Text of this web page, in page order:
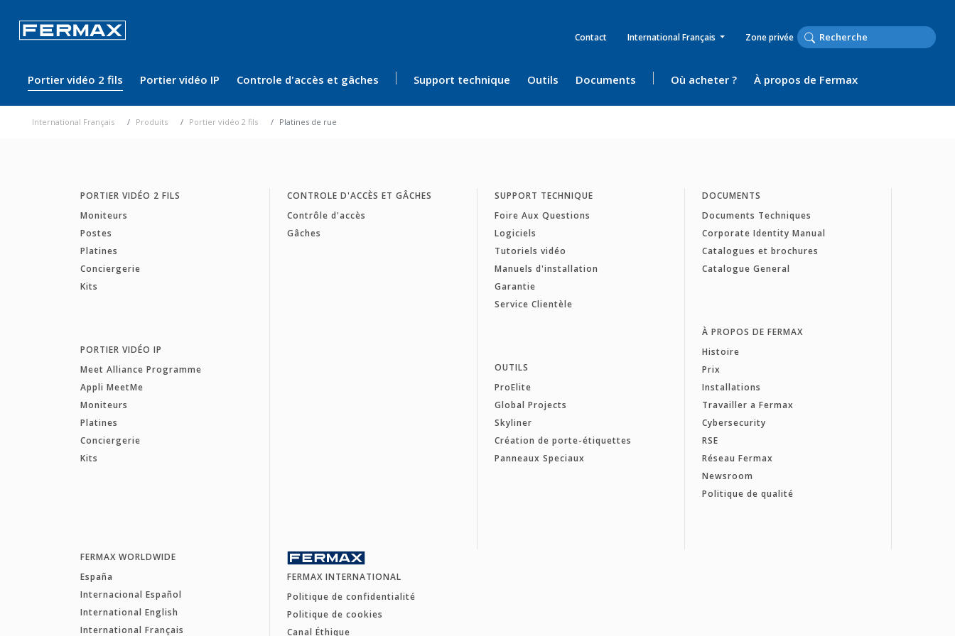
Contact International Français Zone privée
Portier vidéo 2 fils Portier vidéo IP Controle d'accès et gâches Support technique Outils Documents Où acheter ? À propos de Fermax
International Français Produits Portier vidéo 2 fils Platines de rue
PORTIER VIDÉO 2 FILS
Moniteurs
Postes
Platines
Conciergerie
Kits
PORTIER VIDÉO IP
Meet Alliance Programme
Appli MeetMe
Moniteurs
Platines
Conciergerie
Kits
CONTROLE D'ACCÈS ET GÂCHES
Contrôle d'accès
Gâches
SUPPORT TECHNIQUE
Foire Aux Questions
Logiciels
Tutoriels vidéo
Manuels d'installation
Garantie
Service Clientèle
OUTILS
ProElite
Global Projects
Skyliner
Création de porte-étiquettes
Panneaux Speciaux
DOCUMENTS
Documents Techniques
Corporate Identity Manual
Catalogues et brochures
Catalogue General
À PROPOS DE FERMAX
Histoire
Prix
Installations
Travailler a Fermax
Cybersecurity
RSE
Réseau Fermax
Newsroom
Politique de qualité
FERMAX WORLDWIDE
España
Internacional Español
International English
International Français
FERMAX INTERNATIONAL
Politique de confidentialité
Politique de cookies
Canal Éthique